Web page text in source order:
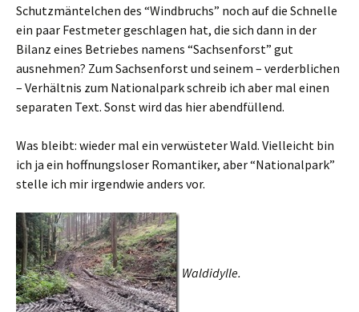
Schutzmäntelchen des “Windbruchs” noch auf die Schnelle
ein paar Festmeter geschlagen hat, die sich dann in der
Bilanz eines Betriebes namens “Sachsenforst” gut
ausnehmen? Zum Sachsenforst und seinem – verderblichen
– Verhältnis zum Nationalpark schreib ich aber mal einen
separaten Text. Sonst wird das hier abendfüllend.
Was bleibt: wieder mal ein verwüsteter Wald. Vielleicht bin
ich ja ein hoffnungsloser Romantiker, aber “Nationalpark”
stelle ich mir irgendwie anders vor.
Waldidylle.